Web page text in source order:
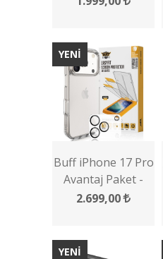
YENİ
Buff iPhone 17 Pro
Avantaj Paket -
Şeffaf Kılıf + Ekran
2.699,00
YENİ